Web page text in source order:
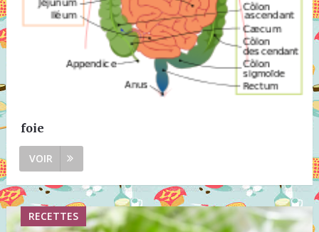
foie
VOIR
RECETTES